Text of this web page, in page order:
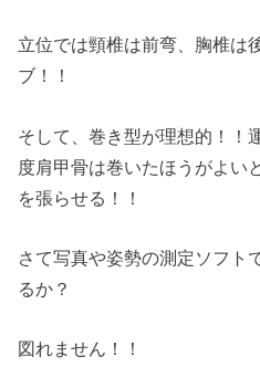
立位では頸椎は前弯、胸椎は
ブ！！
そして、巻き型が理想的！！
度肩甲骨は巻いたほうがよい
を張らせる！！
さて写真や姿勢の測定ソフト
るか？
図れません！！